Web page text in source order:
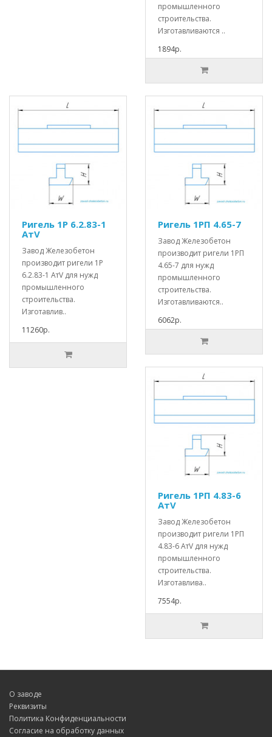
промышленного
строительства.
Изготавливаются ..
1894р.
Ригель 1Р 6.2.83-1
АтV
Завод Железобетон
производит ригели 1Р
6.2.83-1 АтV для нужд
промышленного
строительства.
Изготавлив..
11260р.
Ригель 1РП 4.65-7
Завод Железобетон
производит ригели 1РП
4.65-7 для нужд
промышленного
строительства.
Изготавливаются..
6062р.
Ригель 1РП 4.83-6
АтV
Завод Железобетон
производит ригели 1РП
4.83-6 АтV для нужд
промышленного
строительства.
Изготавлива..
7554р.
О заводе
Реквизиты
Политика Конфиденциальности
Согласие на обработку данных